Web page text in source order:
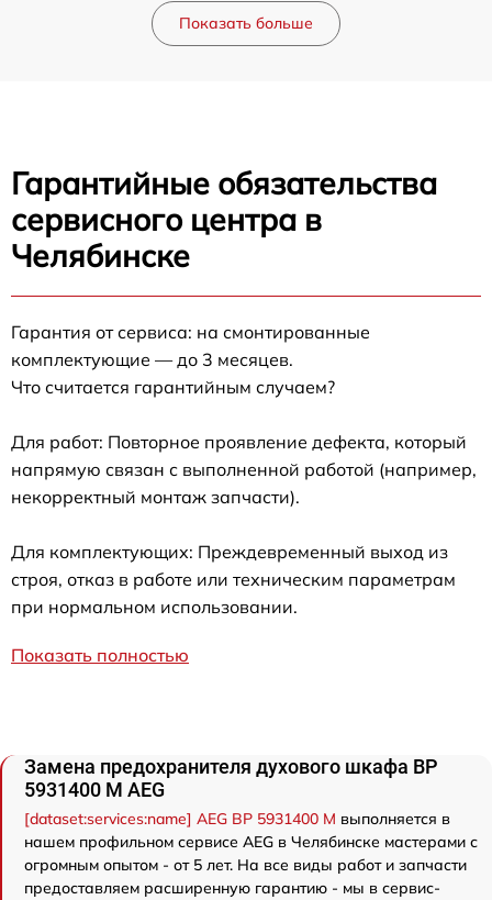
Показать больше
Гарантийные обязательства
сервисного центра в
Челябинске
Гарантия от сервиса: на смонтированные
комплектующие — до 3 месяцев.
Что считается гарантийным случаем?
Для работ: Повторное проявление дефекта, который
напрямую связан с выполненной работой (например,
некорректный монтаж запчасти).
Для комплектующих: Преждевременный выход из
строя, отказ в работе или техническим параметрам
при нормальном использовании.
Показать полностью
Замена предохранителя духового шкафа BP
5931400 M AEG
[dataset:services:name] AEG BP 5931400 M выполняется в
нашем профильном сервисе AEG в Челябинске мастерами с
огромным опытом - от 5 лет. На все виды работ и запчасти
предоставляем расширенную гарантию - мы в сервис-